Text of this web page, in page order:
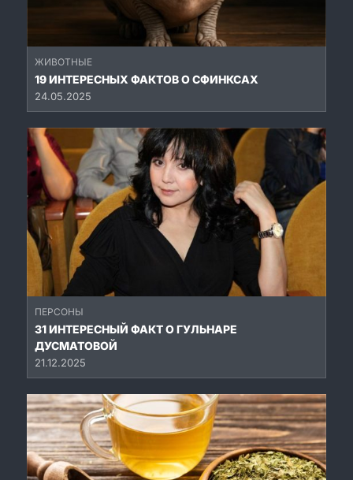
ЖИВОТНЫЕ
19 ИНТЕРЕСНЫХ ФАКТОВ О СФИНКСАХ
24.05.2025
ПЕРСОНЫ
31 ИНТЕРЕСНЫЙ ФАКТ О ГУЛЬНАРЕ
ДУСМАТОВОЙ
21.12.2025